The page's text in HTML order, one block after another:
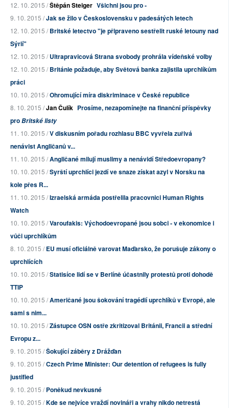
12. 10. 2015 /Štěpán Steiger Všichni jsou pro -
9. 10. 2015 /Jak se žilo v Československu v padesátých letech
12. 10. 2015 /Britské letectvo "je připraveno sestřelit ruské letouny nad
Sýrií"
12. 10. 2015 /Ultrapravicová Strana svobody prohrála vídeňské volby
12. 10. 2015 /Británie požaduje, aby Světová banka zajistila uprchlíkům
práci
10. 10. 2015 /Ohromující míra diskriminace v České republice
8. 10. 2015 /Jan Čulík Prosíme, nezapomínejte na finanční příspěvky
proBritské listy
11. 10. 2015 /V diskusním pořadu rozhlasu BBC vyvřela zuřivá
nenávist Angličanů v...
11. 10. 2015 /Angličané milují muslimy a nenávidí Středoevropany?
10. 10. 2015 /Syrští uprchlíci jezdí ve snaze získat azyl v Norsku na
kole přes R...
11. 10. 2015 /Izraelská armáda postřelila pracovnici Human Rights
Watch
10. 10. 2015 /Varoufakis: Východoevropané jsou sobci - v ekonomice i
vůči uprchlíkům
8. 10. 2015 /EU musí oficiálně varovat Maďarsko, že porušuje zákony o
uprchlících
10. 10. 2015 /Statisíce lidí se v Berlíně účastnily protestů proti dohodě
TTIP
10. 10. 2015 /Američané jsou šokování tragédií uprchlíků v Evropě, ale
sami s nim...
10. 10. 2015 /Zástupce OSN ostře zkritizoval Británii, Francii a střední
Evropu z...
9. 10. 2015 /Šokující záběry z Drážďan
9. 10. 2015 /Czech Prime Minister: Our detention of refugees is fully
justified
9. 10. 2015 /Poněkud nevkusné
9. 10. 2015 /Kde se nejvíce vraždí novináři a vrahy nikdo netrestá